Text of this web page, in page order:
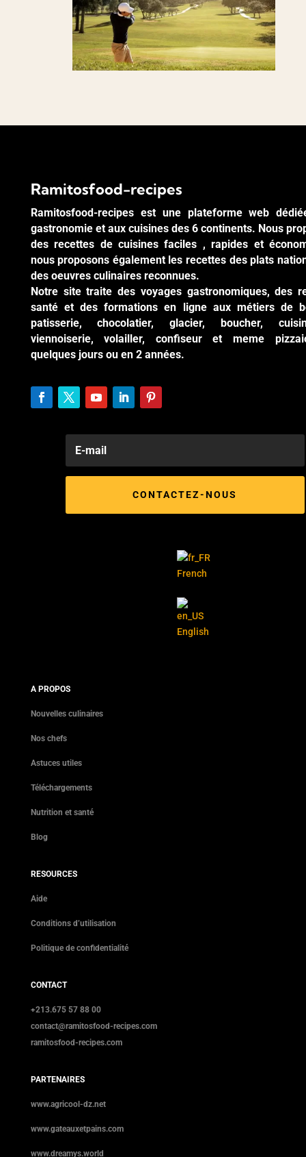
Ramitosfood-recipes
Ramitosfood-recipes est une plateforme web
gastronomie et aux cuisines des 6 continents. Nous
des recettes de cuisines faciles , rapides et
nous proposons également les recettes des plats
des oeuvres culinaires reconnues.
Notre site traite des voyages gastronomiques, des
santé et des formations en ligne aux métiers de
patisserie, chocolatier, glacier, boucher,
viennoiserie, volailler, confiseur et meme
quelques jours ou en 2 années.
CONTACTEZ-NOUS
French
English
A PROPOS
Nouvelles culinaires
Nos chefs
Astuces utiles
Téléchargements
Nutrition et santé
Blog
RESOURCES
Aide
Conditions d’utilisation
Politique de confidentialité
CONTACT
+213.675 57 88 00
contact@ramitosfood-recipes.com
ramitosfood-recipes.com
PARTENAIRES
www.agricool-dz.net
www.gateauxetpains.com
www.dreamys.world